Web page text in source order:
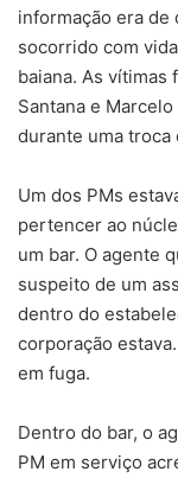
informação era de
socorrido com
baiana. As vítimas
Santana e
durante uma
Um dos PMs
pertencer ao
um bar. O agente
suspeito de um
dentro do
corporação
em fuga.
Dentro do bar, o
PM em serviço